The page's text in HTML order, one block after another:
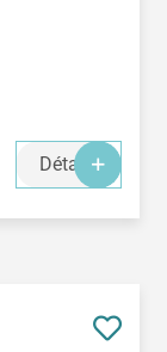
Détails